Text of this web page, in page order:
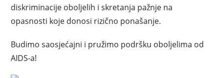
diskriminacije oboljelih i skretanja pažnje na
opasnosti koje donosi rizično ponašanje.
Budimo saosjećajni i pružimo podršku oboljelima od
AIDS-a!